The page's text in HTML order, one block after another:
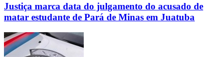
Justiça marca data do julgamento do acusado de
matar estudante de Pará de Minas em Juatuba